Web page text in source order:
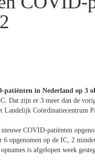
in Nederland op 3
Dat zijn er 3 meer dan de
Landelijk Coördinatiecentrum
COVID-patiënten
opgenomen op de IC, 2
is afgelopen week